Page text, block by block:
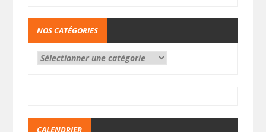
NOS CATÉGORIES
CALENDRIER